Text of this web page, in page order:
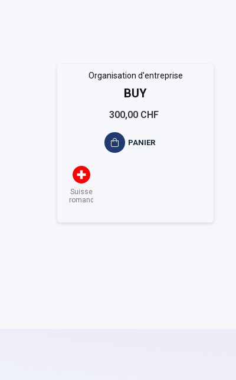
Organisation d'entreprise
BUY
300,00 CHF
PANIER
Suisse
romande